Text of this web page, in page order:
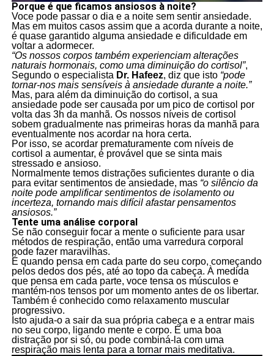
Porque é que ficamos ansiosos à noite?
Voce pode passar o dia e a noite sem sentir ansiedade.
Mas em muitos casos assim que a acorda durante a noite,
é quase garantido alguma ansiedade e dificuldade em
voltar a adormecer.
“Os nossos corpos também experienciam alterações
naturais hormonais, como uma diminuição do cortisol”,
Segundo o especialista Dr. Hafeez, diz que isto “pode
tornar-nos mais sensíveis à ansiedade durante a noite.”
Mas, para além da diminuição do cortisol, a sua
ansiedade pode ser causada por um pico de cortisol por
volta das 3h da manhã. Os nossos níveis de cortisol
sobem gradualmente nas primeiras horas da manhã para
eventualmente nos acordar na hora certa.
Por isso, se acordar prematuramente com níveis de
cortisol a aumentar, é provável que se sinta mais
stressado e ansioso.
Normalmente temos distrações suficientes durante o dia
para evitar sentimentos de ansiedade, mas “o silêncio da
noite pode amplificar sentimentos de isolamento ou
incerteza, tornando mais difícil afastar pensamentos
ansiosos.”
Tente uma análise corporal
Se não conseguir focar a mente o suficiente para usar
métodos de respiração, então uma varredura corporal
pode fazer maravilhas.
É quando pensa em cada parte do seu corpo, começando
pelos dedos dos pés, até ao topo da cabeça. À medida
que pensa em cada parte, voce tensa os músculos e
mantém-nos tensos por um momento antes de os libertar.
Também é conhecido como relaxamento muscular
progressivo.
Isto ajuda-o a sair da sua própria cabeça e a entrar mais
no seu corpo, ligando mente e corpo. É uma boa
distração por si só, ou pode combiná-la com uma
respiração mais lenta para a tornar mais meditativa.